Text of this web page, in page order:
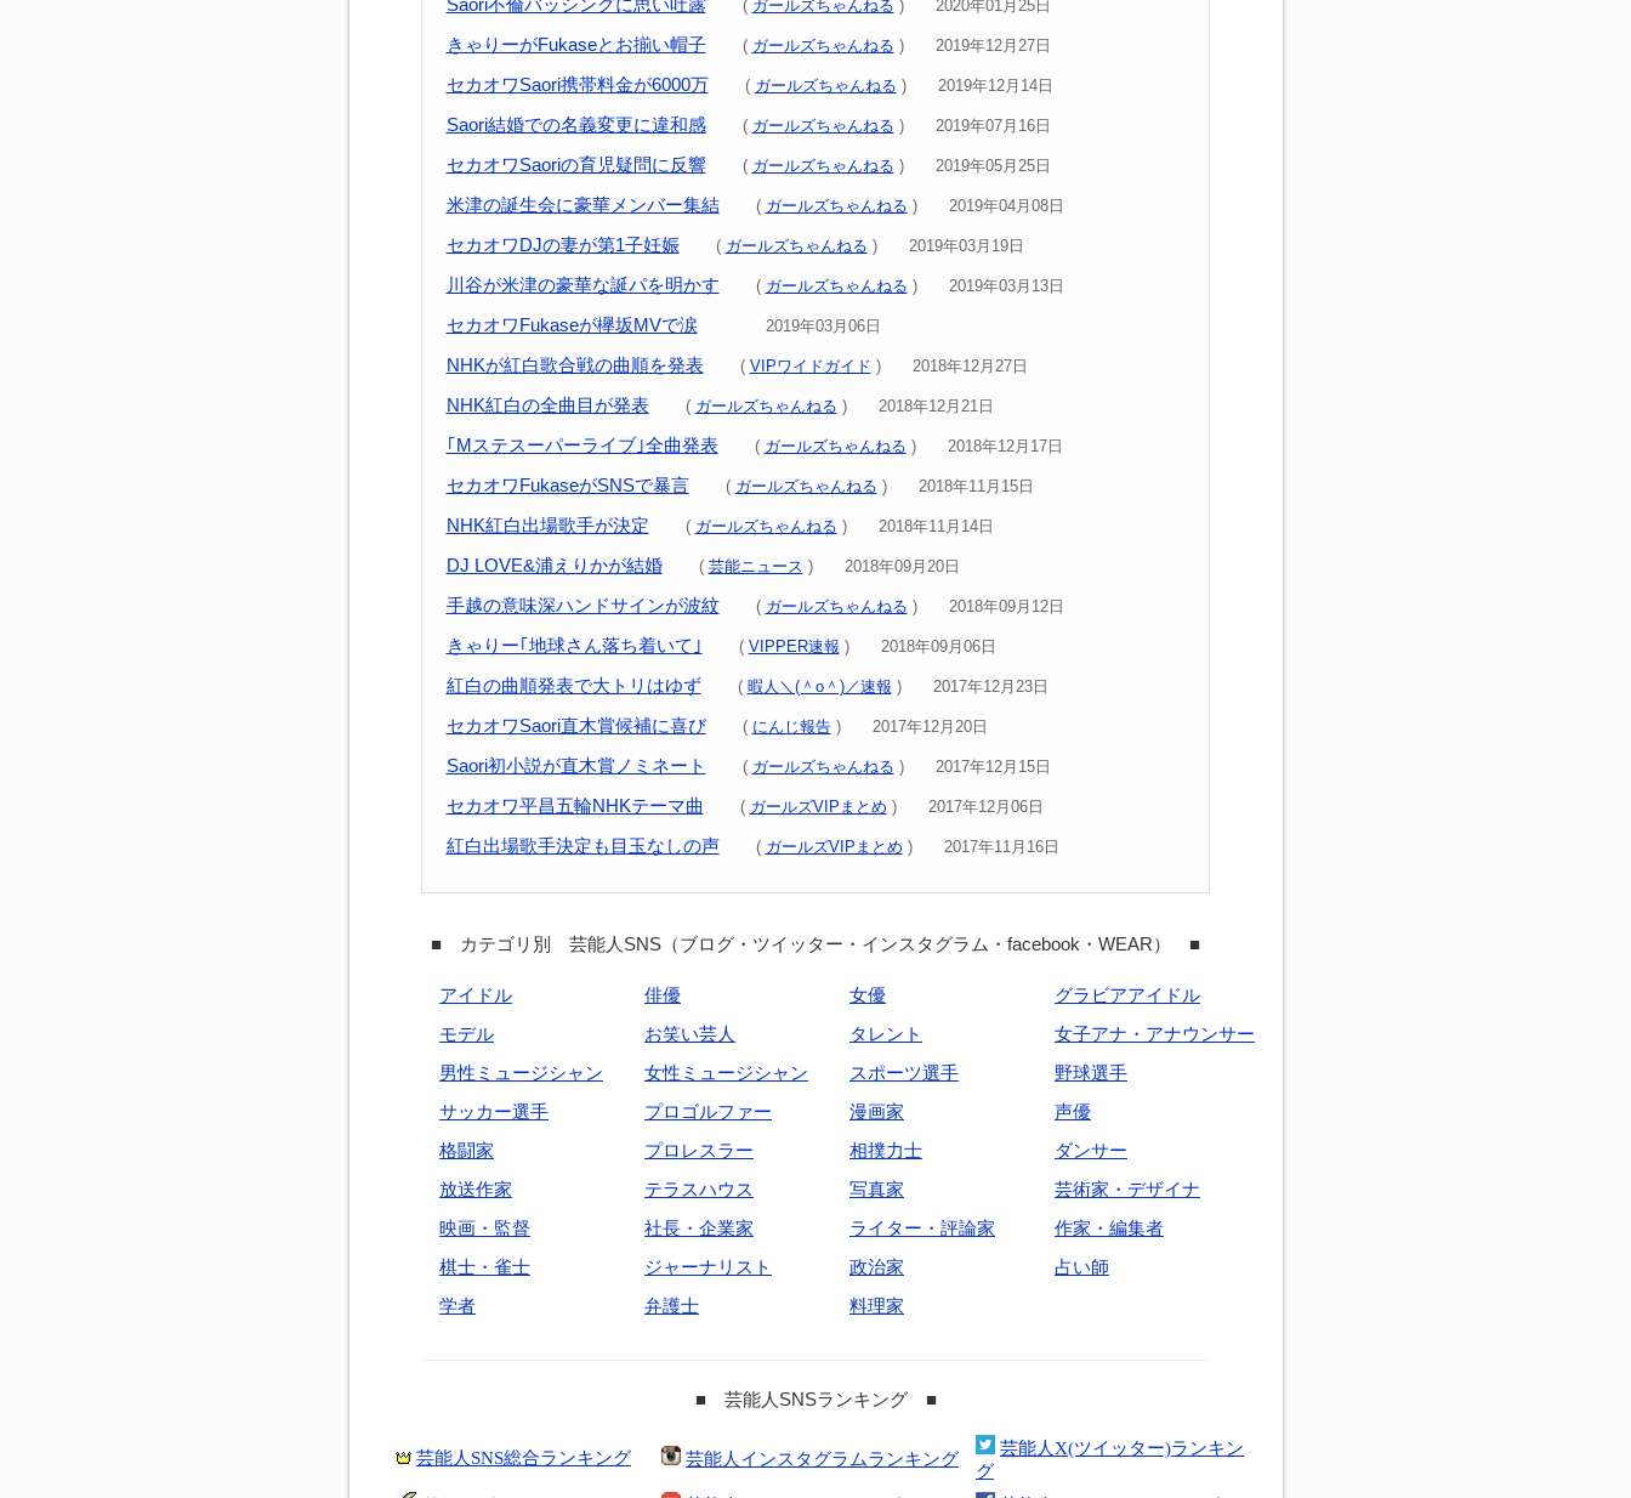
Saori不倫バッシングに思い吐露 ( ガールズちゃんねる ) 2020年01月25日
きゃりーがFukaseとお揃い帽子 ( ガールズちゃんねる ) 2019年12月27日
セカオワSaori携帯料金が6000万 ( ガールズちゃんねる ) 2019年12月14日
Saori結婚での名義変更に違和感 ( ガールズちゃんねる ) 2019年07月16日
セカオワSaoriの育児疑問に反響 ( ガールズちゃんねる ) 2019年05月25日
米津の誕生会に豪華メンバー集結 ( ガールズちゃんねる ) 2019年04月08日
セカオワDJの妻が第1子妊娠 ( ガールズちゃんねる ) 2019年03月19日
川谷が米津の豪華な誕パを明かす ( ガールズちゃんねる ) 2019年03月13日
セカオワFukaseが欅坂MVで涙 2019年03月06日
NHKが紅白歌合戦の曲順を発表 ( VIPワイドガイド ) 2018年12月27日
NHK紅白の全曲目が発表 ( ガールズちゃんねる ) 2018年12月21日
｢Mステスーパーライブ｣全曲発表 ( ガールズちゃんねる ) 2018年12月17日
セカオワFukaseがSNSで暴言 ( ガールズちゃんねる ) 2018年11月15日
NHK紅白出場歌手が決定 ( ガールズちゃんねる ) 2018年11月14日
DJ LOVE&浦えりかが結婚 ( 芸能ニュース ) 2018年09月20日
手越の意味深ハンドサインが波紋 ( ガールズちゃんねる ) 2018年09月12日
きゃりー｢地球さん落ち着いて｣ ( VIPPER速報 ) 2018年09月06日
紅白の曲順発表で大トリはゆず ( 暇人＼(＾o＾)／速報 ) 2017年12月23日
セカオワSaori直木賞候補に喜び ( にんじ報告) 2017年12月20日
Saori初小説が直木賞ノミネート ( ガールズちゃんねる ) 2017年12月15日
セカオワ平昌五輪NHKテーマ曲 ( ガールズVIPまとめ ) 2017年12月06日
紅白出場歌手決定も目玉なしの声 ( ガールズVIPまとめ ) 2017年11月16日
■ カテゴリ別 芸能人SNS（ブログ・ツイッター・インスタグラム・facebook・WEAR） ■
アイドル 俳優 女優
グラビアアイドル
モデル
お笑い芸人 タレント
女子アナ・アナウンサー
男性ミュージシャン
女性ミュージシャン スポーツ選手
野球選手
サッカー選手
プロゴルファー 漫画家
声優
格闘家
プロレスラー 相撲力士
ダンサー
放送作家
テラスハウス 写真家
芸術家・デザイナ
映画・監督
社長・企業家 ライター・評論家
作家・編集者
棋士・雀士
ジャーナリスト 政治家
占い師
学者
弁護士 料理家
■ 芸能人SNSランキング ■
芸能人SNS総合ランキング 芸能人インスタグラムランキング
芸能人X(ツイッター)ランキン
グ